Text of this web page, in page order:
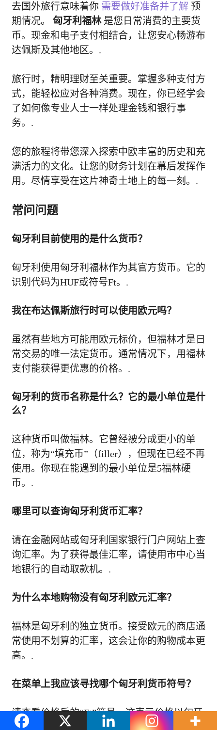
去国外旅行意味着你 需要做好准备并了解 预
期情况。 匈牙利福林是您日常消费的主要货
币。现金和电子支付相结合，让您安心畅游布
达佩斯及其他地区。.
旅行时，精明理财至关重要。掌握多种支付方
式，能轻松应对各种消费。现在，你已经学会
了如何像专业人士一样处理金钱和银行事
务。.
您的旅程将带您深入探索中欧丰富的历史和充
满活力的文化。让您的财务计划在幕后发挥作
用。尽情享受在这片神奇土地上的每一刻。.
常问问题
匈牙利目前使用的是什么货币？
匈牙利使用匈牙利福林作为其官方货币。它的
识别代码为HUF或符号Ft。.
我在布达佩斯旅行时可以使用欧元吗？
虽然有些地方可能用欧元标价，但福林才是日
常交易的唯一法定货币。通常情况下，用福林
支付能获得更优惠的价格。.
匈牙利的货币名称是什么？它的最小单位是什
么？
这种货币叫做福林。它曾经被分成更小的单
位，称为“填充币”（filler），但现在已经不再
使用。你现在能遇到的最小单位是5福林硬
币。.
哪里可以查询匈牙利货币汇率？
请在金融网站或匈牙利国家银行门户网站上查
询汇率。为了获得最佳汇率，请使用市中心当
地银行的自动取款机。.
为什么本地购物没有匈牙利欧元汇率？
福林是匈牙利的独立货币。接受欧元的商店通
常使用不划算的汇率，这会让你的购物成本更
高。.
在菜单上我应该寻找哪个匈牙利货币符号？
请查看价格后的“Ft”符号。这表示价格以匈牙
利福林为单位，福林是匈牙利的官方货币。.